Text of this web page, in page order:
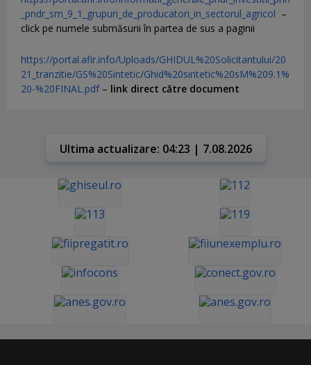
_pndr_sm_9_1_grupuri_de_producatori_in_sectorul_agricol –
click pe numele submăsurii în partea de sus a paginii
https://portal.afir.info/Uploads/GHIDUL%20Solicitantului/20
21_tranzitie/GS%20Sintetic/Ghid%20sintetic%20sM%209.1%
20-%20FINAL.pdf– link direct către document
Ultima actualizare: 04:23 | 7.08.2026